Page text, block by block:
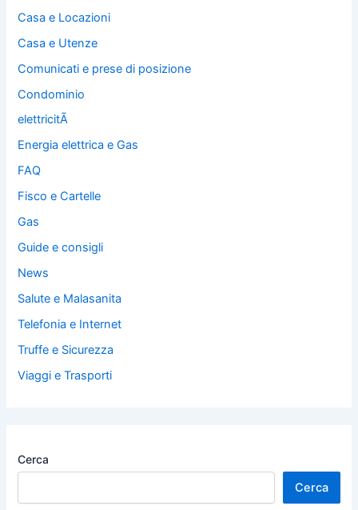
Casa e Locazioni
Casa e Utenze
Comunicati e prese di posizione
Condominio
elettricitÃ
Energia elettrica e Gas
FAQ
Fisco e Cartelle
Gas
Guide e consigli
News
Salute e Malasanita
Telefonia e Internet
Truffe e Sicurezza
Viaggi e Trasporti
Cerca
Cerca